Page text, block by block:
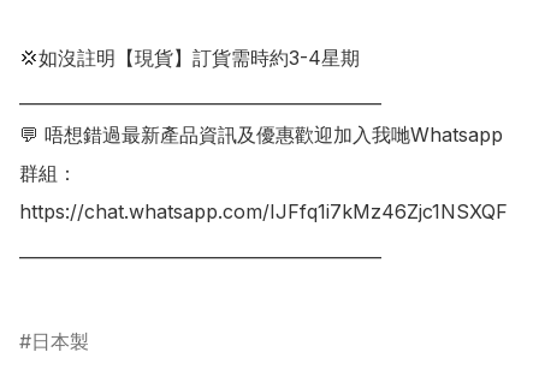
💢如沒註明【現貨】訂貨需時約3-4星期
💬 唔想錯過最新產品資訊及優惠歡迎加入我哋Whatsapp
群組：
https://chat.whatsapp.com/IJFfq1i7kMz46Zjc1NSXQF
日本製